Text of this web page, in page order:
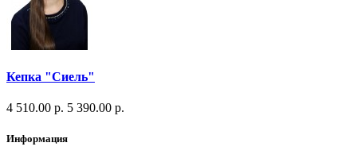
Кепка "Сиель"
4 510.00 р. 5 390.00 р.
Информация